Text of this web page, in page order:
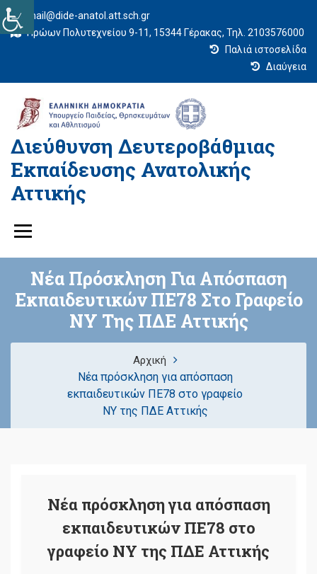
mail@dide-anatol.att.sch.gr
Ηρώων Πολυτεχνείου 9-11, 15344 Γέρακας, Τηλ. 2103576000
Παλιά ιστοσελίδα
Διαύγεια
Διεύθυνση Δευτεροβάθμιας
Εκπαίδευσης Ανατολικής
Αττικής
Νέα Πρόσκληση Για Απόσπαση
Εκπαιδευτικών ΠΕ78 Στο Γραφείο
ΝΥ Της ΠΔΕ Αττικής
Αρχική
Νέα πρόσκληση για απόσπαση
εκπαιδευτικών ΠΕ78 στο γραφείο
ΝΥ της ΠΔΕ Αττικής
Νέα πρόσκληση για απόσπαση
εκπαιδευτικών ΠΕ78 στο
γραφείο ΝΥ της ΠΔΕ Αττικής